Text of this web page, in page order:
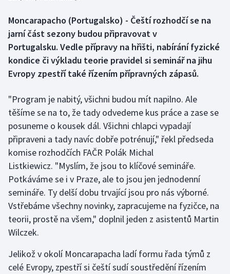
Box
Curling
Futsal
Golf
Gymnastika
Házená
Jezdectví
Krasobruslení
Moncarapacho (Portugalsko) - Čeští rozhodčí se na
jarní část sezony budou připravovat v
Portugalsku. Vedle přípravy na hřišti, nabírání fyzické
kondice či výkladu teorie pravidel si seminář na jihu
Evropy zpestří také řízením přípravných zápasů.
"Program je nabitý, všichni budou mít napilno. Ale
těšíme se na to, že tady odvedeme kus práce a zase se
posuneme o kousek dál. Všichni chlapci vypadají
připraveni a tady navíc dobře potrénují," řekl předseda
komise rozhodčích FAČR Polák Michal
Listkiewicz. "Myslím, že jsou to klíčové semináře.
Potkáváme se i v Praze, ale to jsou jen jednodenní
semináře. Ty delší dobu trvající jsou pro nás výborné.
Vstřebáme všechny novinky, zapracujeme na fyzičce, na
teorii, prostě na všem," doplnil jeden z asistentů Martin
Wilczek.
Jelikož v okolí Moncarapacha ladí formu řada týmů z
celé Evropy, zpestří si čeští sudí soustředění řízením